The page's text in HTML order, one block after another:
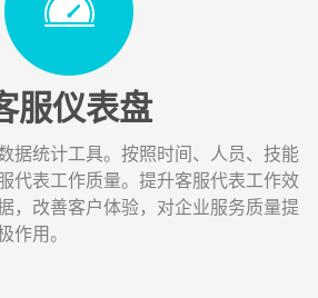
服仪表盘
据统计工具。按照时间、人员、技能
代表工作质量。提升客服代表工作效
，改善客户体验，对企业服务质量提
作用。